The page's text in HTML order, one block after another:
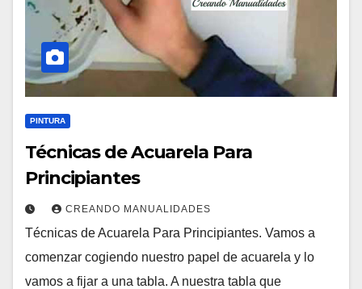
PINTURA
Técnicas de Acuarela Para
Principiantes
CREANDO MANUALIDADES
Técnicas de Acuarela Para Principiantes. Vamos a
comenzar cogiendo nuestro papel de acuarela y lo
vamos a fijar a una tabla. A nuestra tabla que